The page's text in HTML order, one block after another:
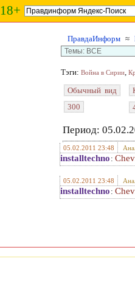
18+
ПравдаИнформ ≈
Тэги: Война в Сирии,
Обычный вид
300
Период:
05.02.2011 23:48
installtechno :
05.02.2011 23:48
installtechno :